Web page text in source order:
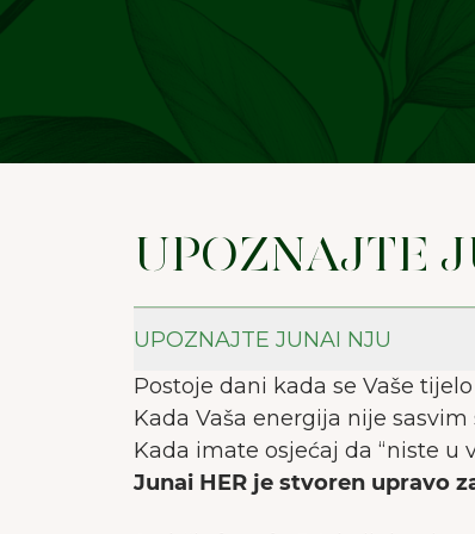
UPOZNAJTE
UPOZNAJTE JUNAI NJU
Postoje dani kada se Vaše
Kada Vaša energija nije sasvim
Kada imate osjećaj da “niste u
Junai HER je stvoren upravo